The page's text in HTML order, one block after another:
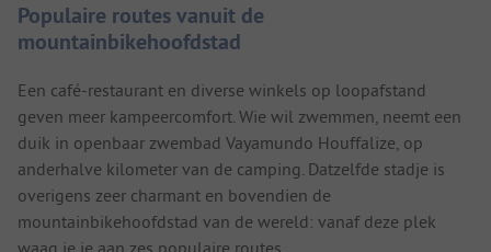
Populaire routes vanuit de
mountainbikehoofdstad
Een café-restaurant en diverse winkels op loopafstand
geven meer kampeercomfort. Wie wil zwemmen, neemt een
duik in openbaar zwembad Vayamundo Houffalize, op
anderhalve kilometer van de camping. Datzelfde stadje is
overigens zeer charmant en bovendien de
mountainbikehoofdstad van de wereld: vanaf deze plek